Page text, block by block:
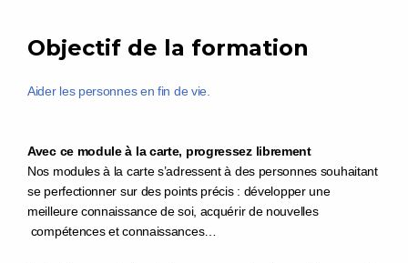
Objectif de la formation
Aider les personnes en fin de vie.
Avec ce module à la carte, progressez librement
Nos modules à la carte s’adressent à des personnes souhaitant
se perfectionner sur des points précis : développer une
meilleure connaissance de soi, acquérir de nouvelles
compétences et connaissances…